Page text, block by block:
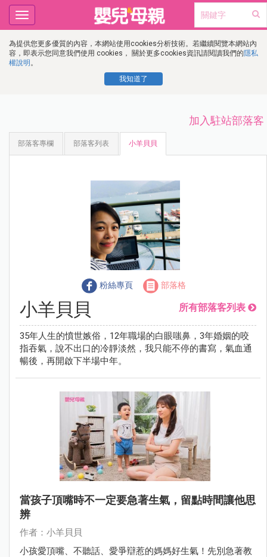
為提供您更多優質的內容，本網站使用cookies分析技術。若繼續閱覽本網站內
容，即表示您同意我們使用 cookies， 關於更多cookies資訊請閱讀我們的隱私
權說明 。
我知道了
Toggle
navigation
加入駐站部落客
部落客專欄 部落客列表 小羊貝貝
粉絲專頁 部落格
小羊貝貝 所有部落客列表
35年人生的憤世嫉俗，12年職場的白眼嗤鼻，3年婚姻的咬
指吞氣，說不出口的冷靜淡然，我只能不停的書寫，氣血通
暢後，再開啟下半場中年。
當孩子頂嘴時不一定要急著生氣，留點時間讓他思
辨
作者：小羊貝貝
小孩愛頂嘴、不聽話、愛爭辯惹的媽媽好生氣！先別急著教